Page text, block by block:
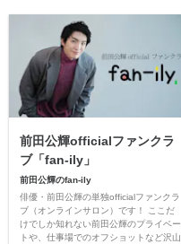
前田公輝officialファンクラ
ブ「fan-ily」
前田公輝のfan-ily
俳優・前田公輝の単独officialファンクラ
ブ（オンラインサロン）です！ ここだ
けでしか知れない前田公輝のプライベー
トや、仕事場でのオフショットなど沢山